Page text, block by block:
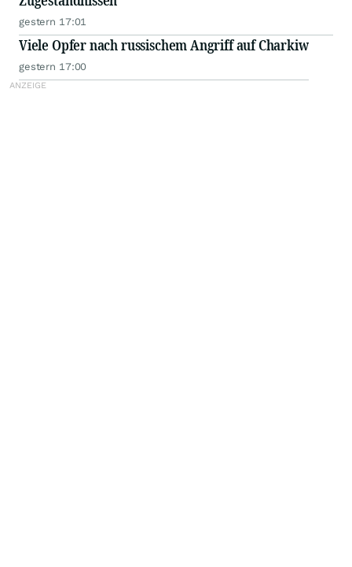
gestern 17:01
Viele Opfer nach russischem Angriff auf Charkiw
gestern 17:00